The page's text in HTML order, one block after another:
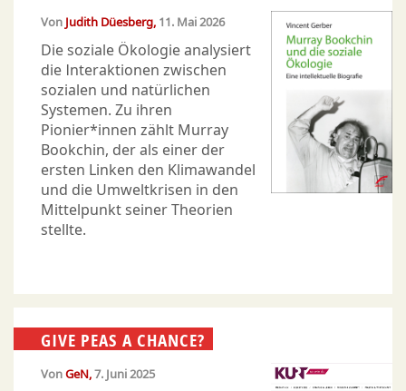
Von Judith Düesberg 11. Mai 2026
Die soziale Ökologie analysiert
die Interaktionen zwischen
sozialen und natürlichen
Systemen. Zu ihren
Pionier*innen zählt Murray
Bookchin, der als einer der
ersten Linken den Klimawandel
und die Umweltkrisen in den
Mittelpunkt seiner Theorien
stellte.
GIVE PEAS A CHANCE?
VonGeN 7. Juni 2025